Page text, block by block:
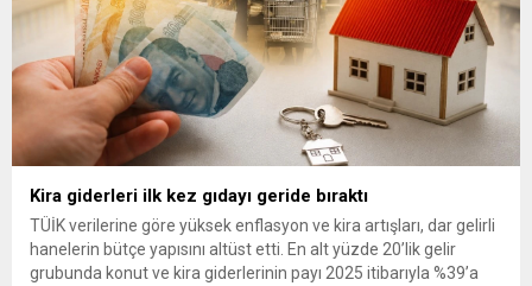
Kira giderleri ilk kez gıdayı geride bıraktı
TÜİK verilerine göre yüksek enflasyon ve kira artışları, dar gelirli
hanelerin bütçe yapısını altüst etti. En alt yüzde 20’lik gelir
grubunda konut ve kira giderlerinin payı 2025 itibarıyla %39’a